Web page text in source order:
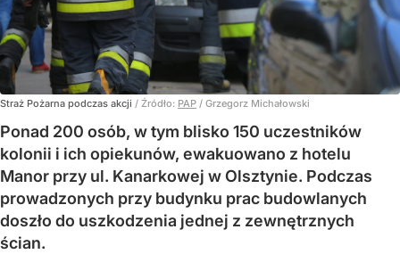
Straż Pożarna podczas akcji / Źródło: PAP / Grzegorz Michałowski
Ponad 200 osób, w tym blisko 150 uczestników
kolonii i ich opiekunów, ewakuowano z hotelu
Manor przy ul. Kanarkowej w Olsztynie. Podczas
prowadzonych przy budynku prac budowlanych
doszło do uszkodzenia jednej z zewnętrznych
ścian.